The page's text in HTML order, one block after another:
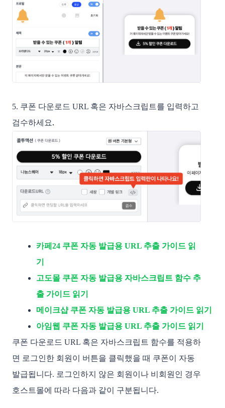
5. 쿠폰 다운로드 URL 혹은 자바스크립트를 입력하고
검수하세요.
카페24 쿠폰 자동 발급용 URL 추출 가이드 읽
기
고도몰 쿠폰 자동 발급용 자바스크립트 함수 추
출 가이드 읽기
메이크샵 쿠폰 자동 발급용 URL 추출 가이드 읽기
아임웹 쿠폰 자동 발급용 URL 추출 가이드 읽기
쿠폰 다운로드 URL 혹은 자바스크립트 함수를 적용하
면 로그인한 회원이 버튼을 클릭했을 때 쿠폰이 자동
발급됩니다. 로그인하지 않은 회원이나 비회원인 경우
호스트몰에 따라 다음과 같이 구분됩니다.